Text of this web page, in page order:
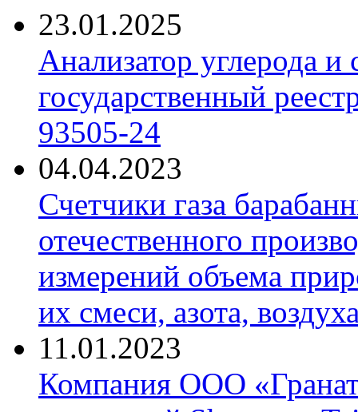
23.01.2025
Анализатор углерода
государственный
93505-24
04.04.2023
Счетчики газа
отечественного
измерений объема
их смеси, азота,
11.01.2023
Компания ООО